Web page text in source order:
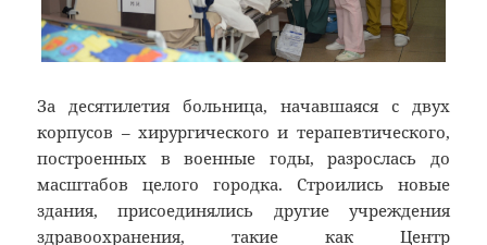
За десятилетия больница, начавшаяся с двух
корпусов – хирургического и терапевтического,
построенных в военные годы, разрослась до
масштабов целого городка. Строились новые
здания, присоединялись другие учреждения
здравоохранения, такие как Центр